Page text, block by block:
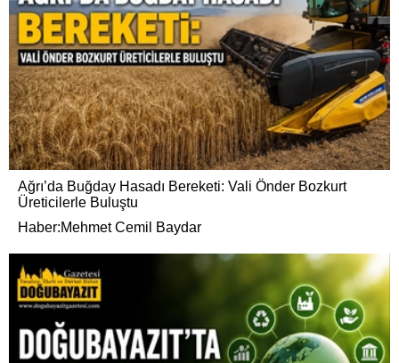
Ağrı’da Buğday Hasadı Bereketi: Vali Önder Bozkurt
Üreticilerle Buluştu
Haber:Mehmet Cemil Baydar